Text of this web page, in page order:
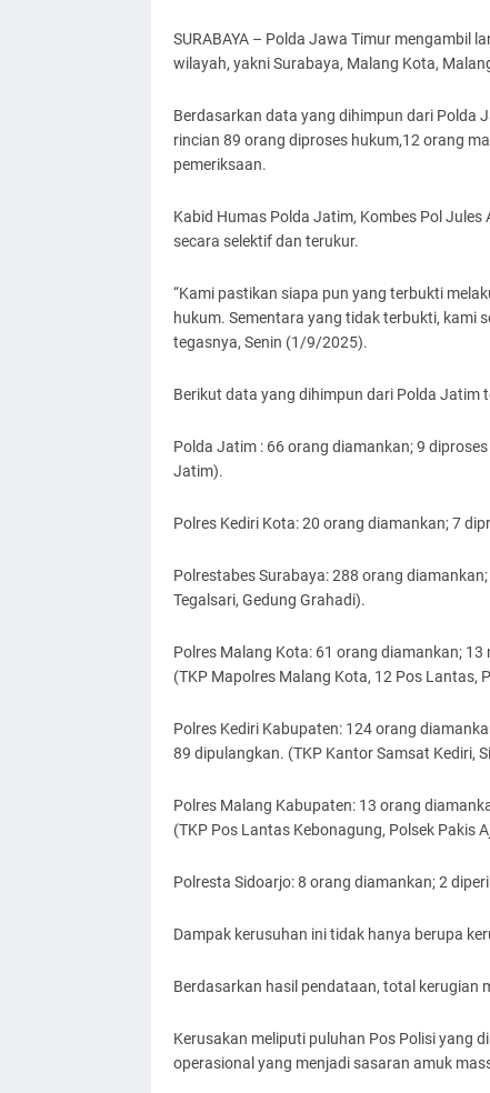
SURABAYA – Polda Jawa Timur mengambil
wilayah, yakni Surabaya, Malang Kota,
Berdasarkan data yang dihimpun dari Polda
rincian 89 orang diproses hukum,12 orang
pemeriksaan.
Kabid Humas Polda Jatim, Kombes Pol
secara selektif dan terukur.
“Kami pastikan siapa pun yang terbukti
hukum. Sementara yang tidak terbukti, kami
tegasnya, Senin (1/9/2025).
Berikut data yang dihimpun dari Polda Jatim
Polda Jatim : 66 orang diamankan; 9
Jatim).
Polres Kediri Kota: 20 orang diamankan; 7
Polrestabes Surabaya: 288 orang
Tegalsari, Gedung Grahadi).
Polres Malang Kota: 61 orang diamankan;
(TKP Mapolres Malang Kota, 12 Pos Lantas,
Polres Kediri Kabupaten: 124 orang
89 dipulangkan. (TKP Kantor Samsat Kediri,
Polres Malang Kabupaten: 13 orang
(TKP Pos Lantas Kebonagung, Polsek Pakis
Polresta Sidoarjo: 8 orang diamankan; 2
Dampak kerusuhan ini tidak hanya berupa
Berdasarkan hasil pendataan, total kerugian
Kerusakan meliputi puluhan Pos Polisi yang
operasional yang menjadi sasaran amuk